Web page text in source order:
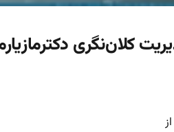
کلان‌نگری